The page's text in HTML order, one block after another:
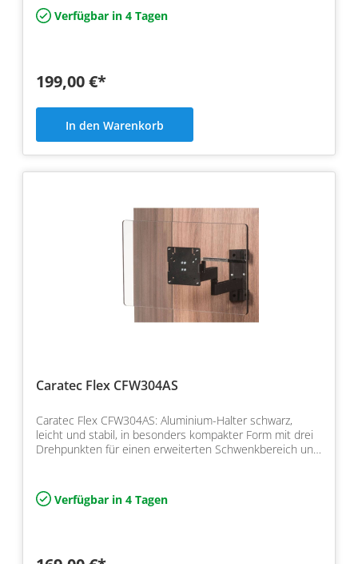
Verfügbar in 4 Tagen
199,00 €*
In den Warenkorb
Caratec Flex CFW304AS
Caratec Flex CFW304AS: Aluminium-Halter schwarz,
leicht und stabil, in besonders kompakter Form mit drei
Drehpunkten für einen erweiterten Schwenkbereich und
Verfügbar in 4 Tagen